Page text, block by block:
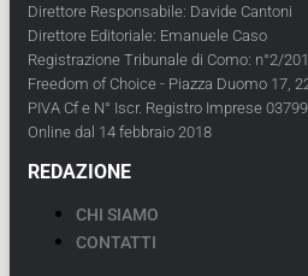
Direttore Responsabile: Davide Cantoni
Direttore Editoriale: Emanuele Caso
Registrazione Tribunale di Como: n°2/
Freedom of Choice - Piazza Duomo 17,
PIVA Cf e N° Iscr. Registro Imprese
Online dal 14 febbraio 2018
REDAZIONE
CHI SIAMO
CONTATTI